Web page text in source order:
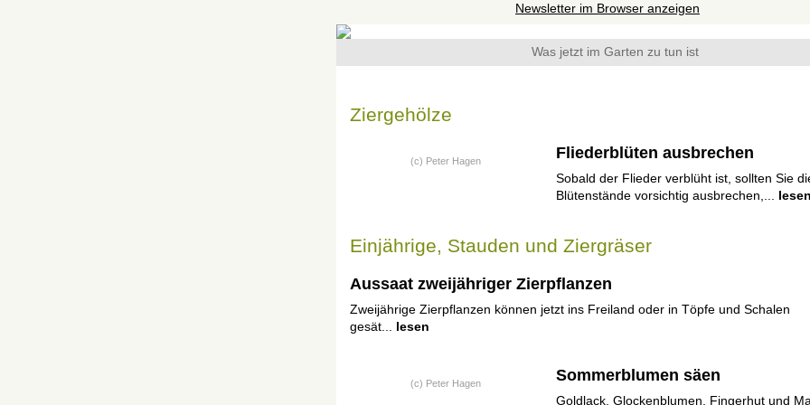
Newsletter im Browser anzeigen
Was jetzt im Garten zu tun ist
Ziergehölze
(c) Peter Hagen Fliederblüten ausbrechen
Sobald der Flieder verblüht ist, sollten Sie
Blütenstände vorsichtig ausbrechen,...
lesen
Einjährige, Stauden und Ziergräser
Aussaat zweijähriger Zierpflanzen
Zweijährige Zierpflanzen können jetzt ins Freiland oder in Töpfe und Schalen
gesät...
lesen
(c) Peter Hagen Sommerblumen säen
Goldlack, Glockenblumen, Fingerhut und